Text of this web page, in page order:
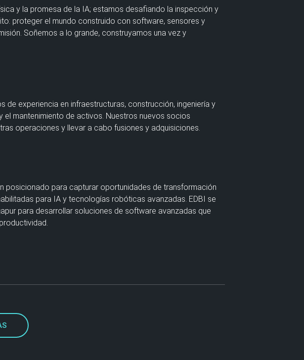
y la promesa de la IA; estamos desafiando la inspección y
proteger el mundo construido con software, sensores y
Soñemos a lo grande, construyamos una vez y
de experiencia en infraestructuras, construcción, ingeniería y
mantenimiento de activos. Nuestros nuevos socios
operaciones y llevar a cabo fusiones y adquisiciones.
posicionado para capturar oportunidades de transformación
para IA y tecnologías robóticas avanzadas. EDBI se
para desarrollar soluciones de software avanzadas que